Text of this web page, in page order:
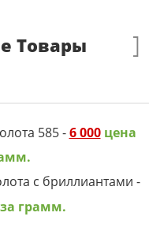
Товары
585 -6 000цена
с бриллиантами -
грамм.